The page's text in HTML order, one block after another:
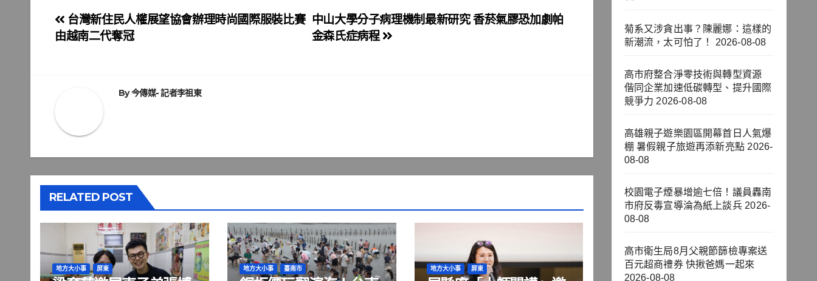
文
章
中山大學分子病理機制最新研究 香菸氣膠恐加劇帕
金森氏症病程
台灣新住民人權展望協會辦理時尚國際服裝比賽
由越南二代奪冠
By今傳媒- 記者李祖東
RELATED POST
地方大小事 屏東 地方大小事 臺南市 地方大小事 屏東
菊系又涉貪出事？陳麗娜：這樣的
新潮流，太可怕了！
2026-08-08
高市府整合淨零技術與轉型資源
偕同企業加速低碳轉型、提升國際
競爭力 2026-08-08
高雄親子遊樂園區開幕首日人氣爆
棚 暑假親子旅遊再添新亮點 2026-
08-08
校園電子煙暴增逾七倍！議員轟南
市府反毒宣導淪為紙上談兵 2026-
08-08
高市衛生局8月父親節篩檢專案送
百元超商禮券 快揪爸媽一起來
2026-08-08